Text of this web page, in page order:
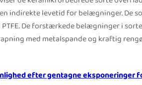
indirekte levetid for belægninger. De
De forstærkede belægninger i
med metalspande og kraftig
efter gentagne eksponeringer